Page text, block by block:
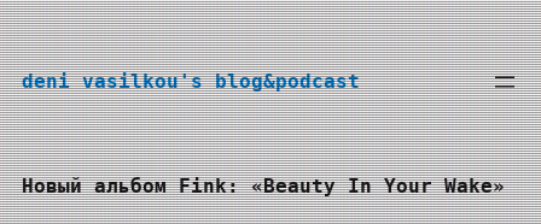
Перейти
к
содержимому
deni vasilkou's blog&podcast
Новый альбом Fink: «Beauty In Your Wake»